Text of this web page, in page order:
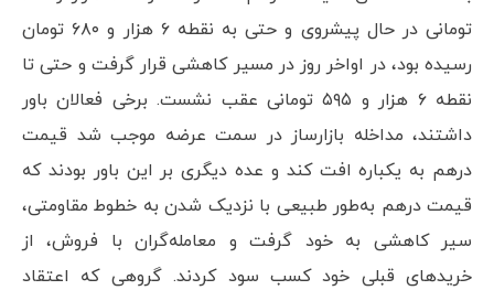
تومانی در حال پیشروی و حتی به نقطه ۶ هزار و ۶۸۰ تومان
رسیده بود، در اواخر روز در مسیر کاهشی قرار گرفت و حتی تا
نقطه ۶ هزار و ۵۹۵ تومانی عقب نشست. برخی فعالان باور
داشتند، مداخله بازارساز در سمت عرضه موجب شد قیمت
درهم به یکباره افت کند و عده دیگری بر این باور بودند که
قیمت درهم به‌طور طبیعی با نزدیک شدن به خطوط مقاومتی،
سیر کاهشی به خود گرفت و معامله‌گران با فروش، از
خریدهای قبلی خود کسب سود کردند. گروهی که اعتقاد